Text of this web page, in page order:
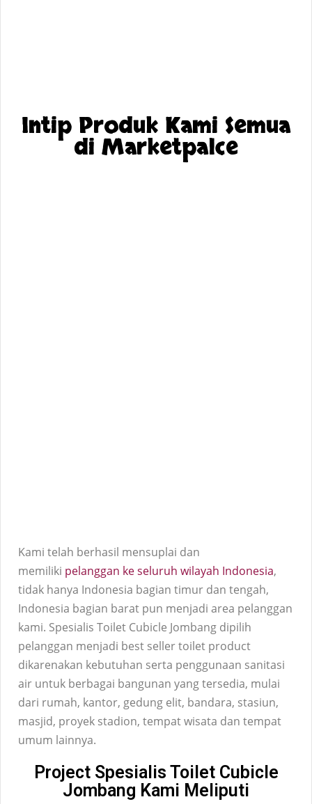
Intip Produk Kami Semua
di Marketpalce
Kami telah berhasil mensuplai dan
memiliki pelanggan ke seluruh wilayah Indonesia,
tidak hanya Indonesia bagian timur dan tengah,
Indonesia bagian barat pun menjadi area pelanggan
kami. Spesialis Toilet Cubicle Jombang dipilih
pelanggan menjadi best seller toilet product
dikarenakan kebutuhan serta penggunaan sanitasi
air untuk berbagai bangunan yang tersedia, mulai
dari rumah, kantor, gedung elit, bandara, stasiun,
masjid, proyek stadion, tempat wisata dan tempat
umum lainnya.
Project Spesialis Toilet Cubicle
Jombang Kami Meliputi